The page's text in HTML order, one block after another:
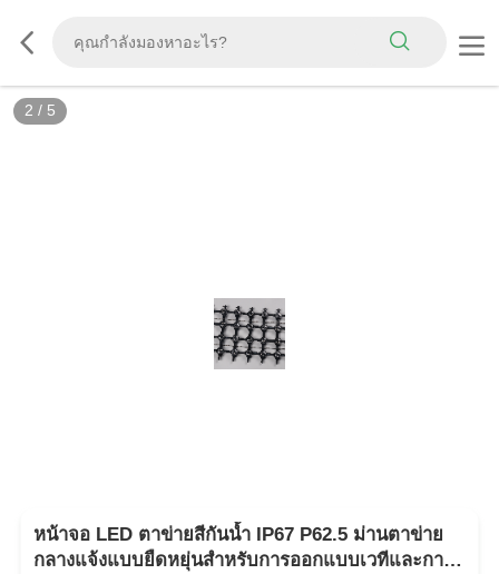
3 / 5
หน้าจอ LED ตาข่ายสีกันน้ำ IP67 P62.5 ม่านตาข่าย
กลางแจ้งแบบยืดหยุ่นสำหรับการออกแบบเวทีและการ